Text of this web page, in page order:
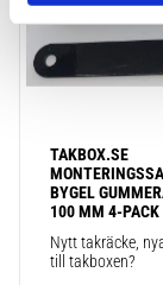
TAKBOX.SE
BYGEL
100 MM 4-PACK
Nytt takräcke,
till takboxen?